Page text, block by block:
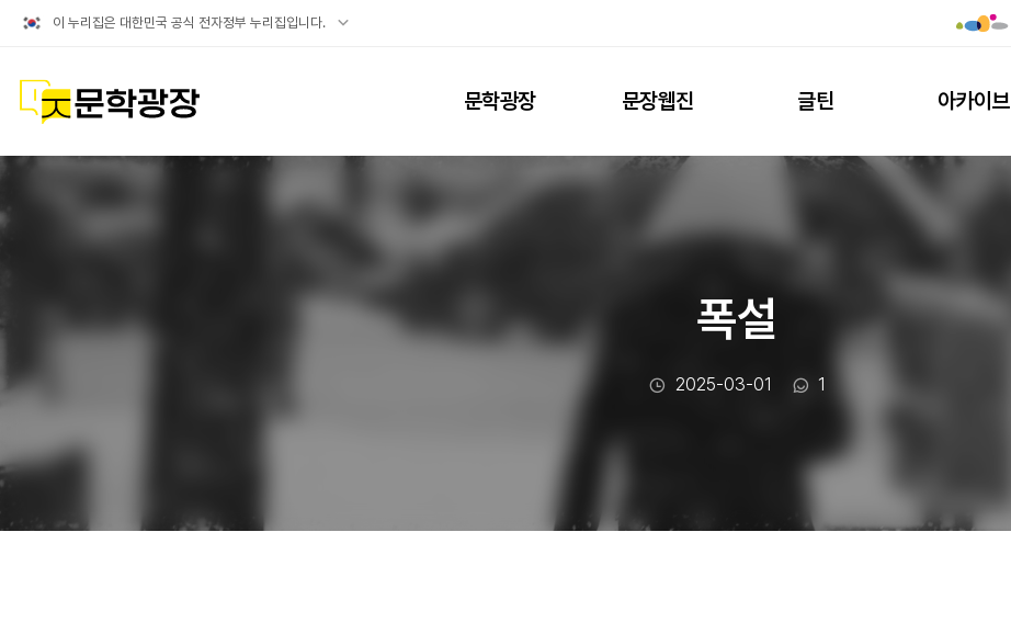
이 누리집은 대한민국 공식 전자정부 누리집입니다.
공식
문학광장 문학광장 문장웹진 글틴 아카이브
폭설
작성일
2025-03-01 댓글수
1